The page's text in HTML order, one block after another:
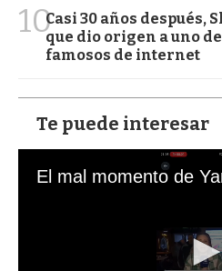
10Casi 30 años después,
que dio origen a uno
famosos de internet
Te puede interesar